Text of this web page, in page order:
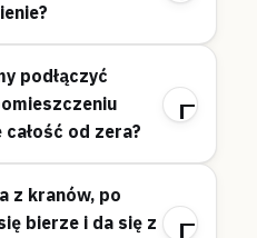
podłączyć
od zera?
z kranów, po
bierze i da się z